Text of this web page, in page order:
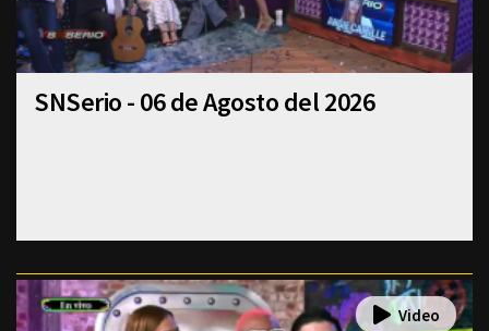
SNSerio - 06 de Agosto del 2026